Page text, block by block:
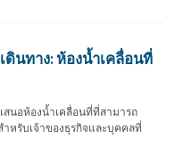
ดินทาง: ห้องน้ำเคลื่อนที่
สนอห้องน้ำเคลื่อนที่ที่สามารถ
ำหรับเจ้าของธุรกิจและบุคคลที่